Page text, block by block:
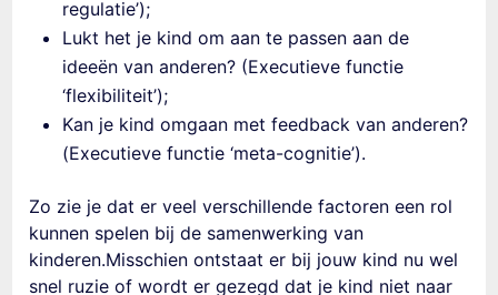
regulatie’);
Lukt het je kind om aan te passen aan de
ideeën van anderen? (Executieve functie
‘flexibiliteit’);
Kan je kind omgaan met feedback van anderen?
(Executieve functie ‘meta-cognitie’).
Zo zie je dat er veel verschillende factoren een rol
kunnen spelen bij de samenwerking van
kinderen.Misschien ontstaat er bij jouw kind nu wel
snel ruzie of wordt er gezegd dat je kind niet naar